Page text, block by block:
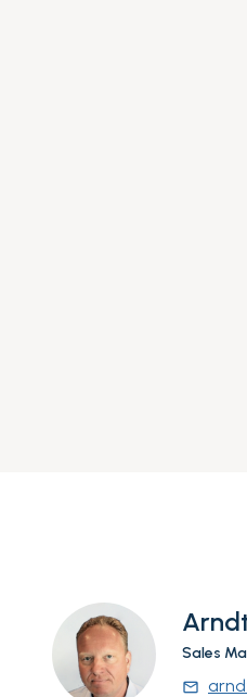
Sales
email